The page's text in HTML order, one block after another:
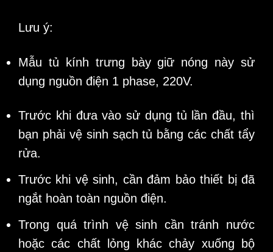
Lưu ý:
Mẫu tủ kính trưng bày giữ nóng này sử
dụng nguồn điện 1 phase, 220V.
Trước khi đưa vào sử dụng tủ lần đầu, thì
bạn phải vệ sinh sạch tủ bằng các chất tẩy
rửa.
Trước khi vệ sinh, cần đảm bảo thiết bị đã
ngắt hoàn toàn nguồn điện.
Trong quá trình vệ sinh cần tránh nước
hoặc các chất lỏng khác chảy xuống bộ